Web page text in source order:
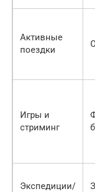
Активные
поездки
Игры и
стриминг
Экспедиции/